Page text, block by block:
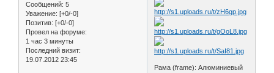
Сообщений: 5
Уважение: [+0/-0]
Позитив: [+0/-0]
Провел на форуме:
1 час 3 минуты
Последний визит:
19.07.2012 23:45
Рама (frame): Алюминиевый